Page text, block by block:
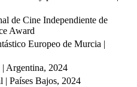
de Cine Independiente de
Award
Europeo de Murcia |
Argentina, 2024
| Países Bajos, 2024